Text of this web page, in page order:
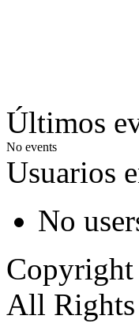
Últimos
No events
Usuarios
No
All Rights